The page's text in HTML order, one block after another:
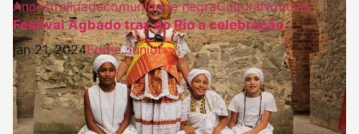
Ancestralidadecomunidade negraCulturaNoticias
Festival Agbado traz ao Rio a celebração
jan 21, 2024Eddie Junior